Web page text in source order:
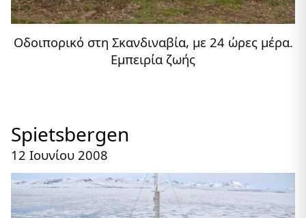
Οδοιπορικό στη Σκανδιναβία, με 24 ώρες μέρα.
Εμπειρία ζωής
Spietsbergen
12 Ιουνίου 2008